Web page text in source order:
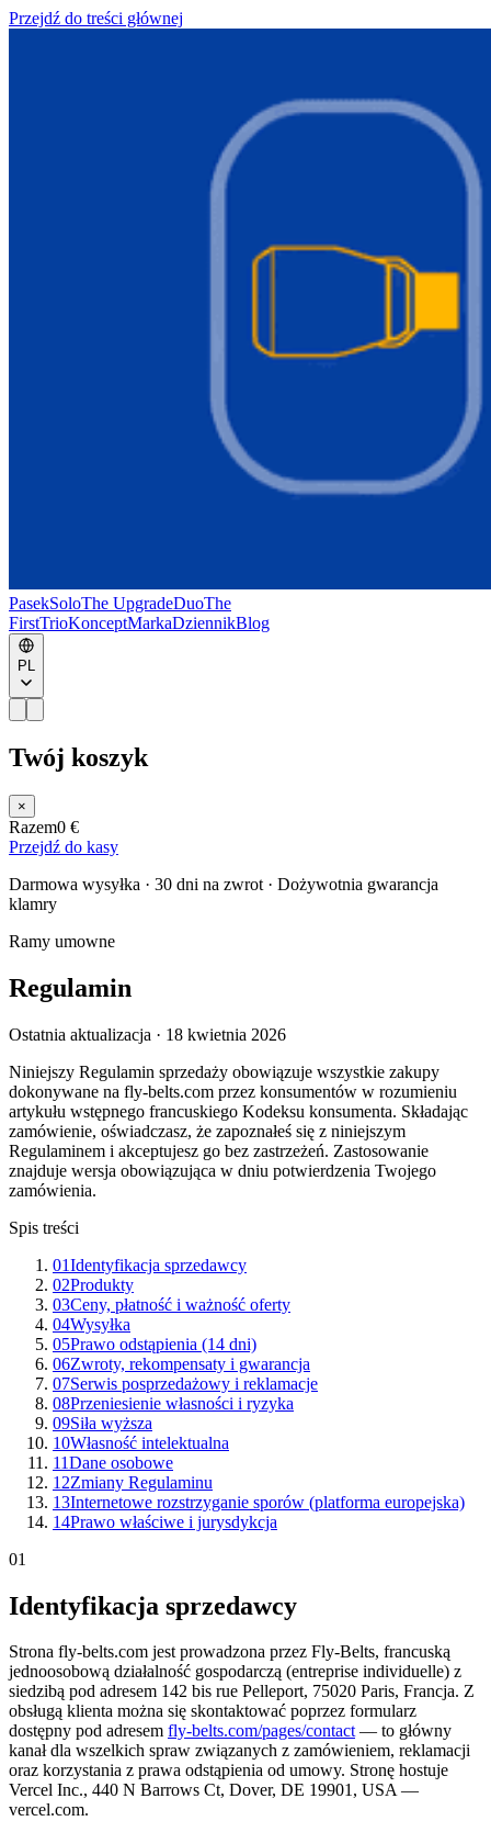
Przejdź do treści głównej
PasekSoloThe UpgradeDuoThe
FirstTrioKonceptMarkaDziennikBlog
PL
Twój koszyk
×
Razem0 €
Przejdź do kasy
Darmowa wysyłka · 30 dni na zwrot · Dożywotnia gwarancja
klamry
Ramy umowne
Regulamin
Ostatnia aktualizacja · 18 kwietnia 2026
Niniejszy Regulamin sprzedaży obowiązuje wszystkie zakupy
dokonywane na fly-belts.com przez konsumentów w rozumieniu
artykułu wstępnego francuskiego Kodeksu konsumenta. Składając
zamówienie, oświadczasz, że zapoznałeś się z niniejszym
Regulaminem i akceptujesz go bez zastrzeżeń. Zastosowanie
znajduje wersja obowiązująca w dniu potwierdzenia Twojego
zamówienia.
Spis treści
01Identyfikacja sprzedawcy
02Produkty
03Ceny, płatność i ważność oferty
04Wysyłka
05Prawo odstąpienia (14 dni)
06Zwroty, rekompensaty i gwarancja
07Serwis posprzedażowy i reklamacje
08Przeniesienie własności i ryzyka
09Siła wyższa
10Własność intelektualna
11Dane osobowe
12Zmiany Regulaminu
13Internetowe rozstrzyganie sporów (platforma europejska)
14Prawo właściwe i jurysdykcja
01
Identyfikacja sprzedawcy
Strona fly-belts.com jest prowadzona przez Fly-Belts, francuską
jednoosobową działalność gospodarczą (entreprise individuelle) z
siedzibą pod adresem 142 bis rue Pelleport, 75020 Paris, Francja. Z
obsługą klienta można się skontaktować poprzez formularz
dostępny pod adresem fly-belts.com/pages/contact— to główny
kanał dla wszelkich spraw związanych z zamówieniem, reklamacji
oraz korzystania z prawa odstąpienia od umowy. Stronę hostuje
Vercel Inc., 440 N Barrows Ct, Dover, DE 19901, USA —
vercel.com.